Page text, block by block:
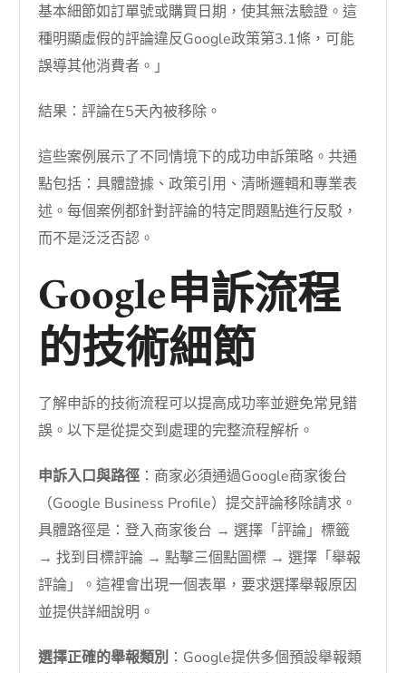
基本細節如訂單號或購買日期，使其無法驗證。這
種明顯虛假的評論違反Google政策第3.1條，可能
誤導其他消費者。」
結果：評論在5天內被移除。
這些案例展示了不同情境下的成功申訴策略。共通
點包括：具體證據、政策引用、清晰邏輯和專業表
述。每個案例都針對評論的特定問題點進行反駁，
而不是泛泛否認。
Google申訴流程
的技術細節
了解申訴的技術流程可以提高成功率並避免常見錯
誤。以下是從提交到處理的完整流程解析。
申訴入口與路徑 ：商家必須通過Google商家後台
（Google Business Profile）提交評論移除請求。
具體路徑是：登入商家後台 → 選擇「評論」標籤
→ 找到目標評論 → 點擊三個點圖標 → 選擇「舉報
評論」。這裡會出現一個表單，要求選擇舉報原因
並提供詳細說明。
選擇正確的舉報類別 ：Google提供多個預設舉報類